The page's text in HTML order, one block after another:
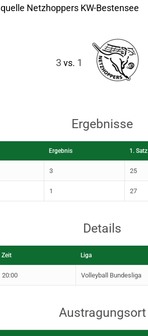
Netzhoppers KW-Bestensee
3 vs. 1
Ergebnisse
Ergebnis 1. Satz
3 25
1 27
Details
Zeit Liga
20:00 Volleyball Bundesliga
Austragungsort